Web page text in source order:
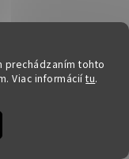
prechádzaním tohto
Viac informáciítu.
DETAIL